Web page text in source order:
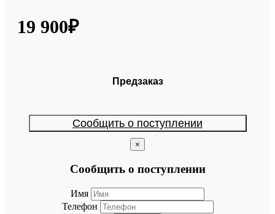
19 900₽
Предзаказ
Сообщить о поступлении
×
Сообщить о поступлении
Имя
Телефон